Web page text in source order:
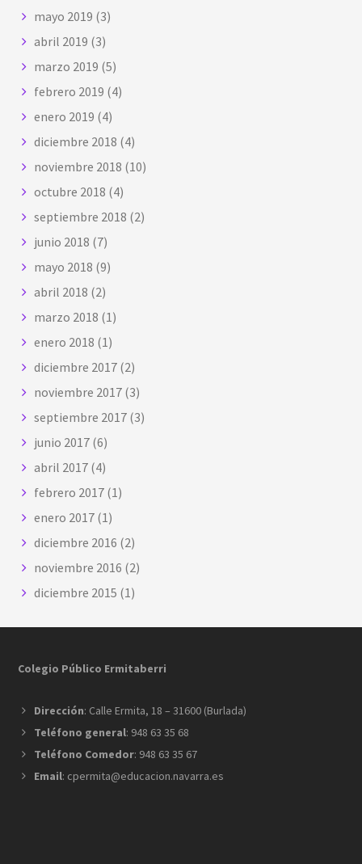
mayo 2019 (3)
abril 2019 (3)
marzo 2019 (5)
febrero 2019 (4)
enero 2019 (4)
diciembre 2018 (4)
noviembre 2018 (10)
octubre 2018 (4)
septiembre 2018 (2)
junio 2018 (7)
mayo 2018 (9)
abril 2018 (2)
marzo 2018 (1)
enero 2018 (1)
diciembre 2017 (2)
noviembre 2017 (3)
septiembre 2017 (3)
junio 2017 (6)
abril 2017 (4)
febrero 2017 (1)
enero 2017 (1)
diciembre 2016 (2)
noviembre 2016 (2)
diciembre 2015 (1)
Footer
Colegio Público Ermitaberri
Dirección: Calle Ermita, 18 – 31600 (Burlada)
Teléfono general: 948 63 35 68
Teléfono Comedor: 948 63 35 67
Email: cpermita@educacion.navarra.es